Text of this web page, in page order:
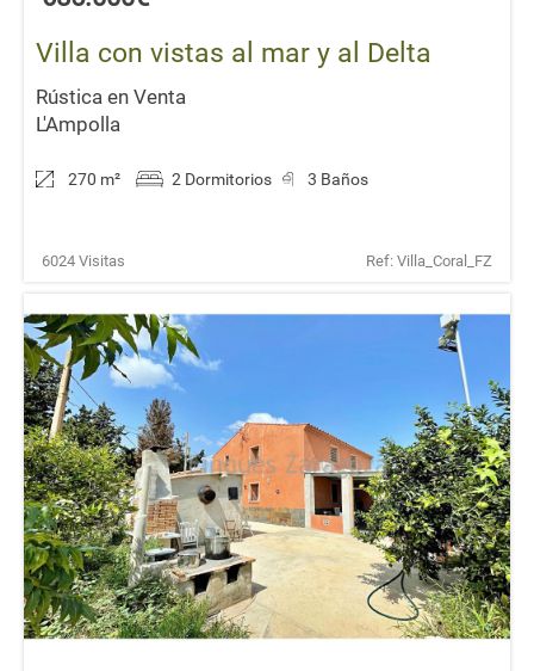
Villa con vistas al mar y al Delta
Rústica en Venta
L'Ampolla
270 m² 2 Dormitorios 3 Baños
6024 Visitas Ref: Villa_Coral_FZ